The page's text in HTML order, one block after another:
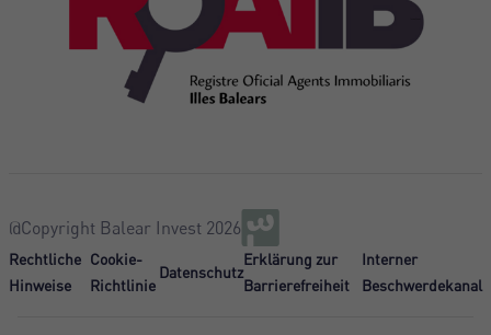
@Copyright Balear Invest 2026
Rechtliche
Hinweise
Cookie-
Richtlinie
Datenschutz
Erklärung zur
Barrierefreiheit
Interner
Beschwerdekanal